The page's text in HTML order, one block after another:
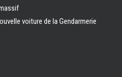
voiture de la Gendarmerie